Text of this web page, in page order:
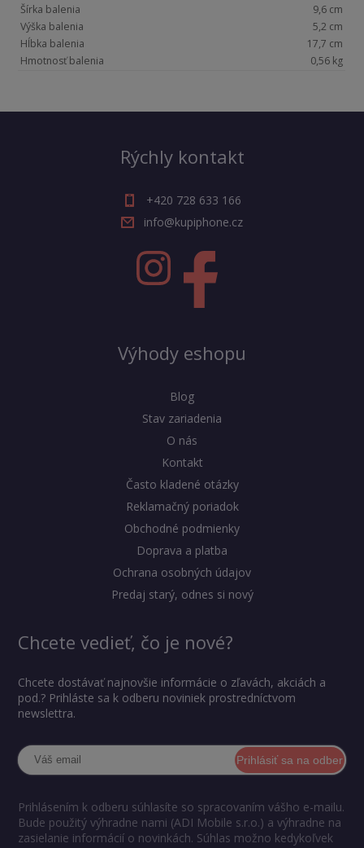
Šírka balenia
9,6 cm
Výška balenia
5,2 cm
Hĺbka balenia
17,7 cm
Hmotnosť balenia
0,56 kg
Rýchly kontakt
+420 728 633 166
info@kupiphone.cz
Výhody eshopu
Blog
Stav zariadenia
O nás
Kontakt
Často kladené otázky
Reklamačný poriadok
Obchodné podmienky
Doprava a platba
Ochrana osobných údajov
Predaj starý, odnes si nový
Chcete vedieť, čo je nové?
Chcete dostávať najnovšie informácie o zľavách, akciách a
pod.? Prihláste sa k odberu noviniek prostredníctvom
newslettra.
Prihlásiť sa na odber
Prihlásením k odberu súhlasíte so spracovaním vášho e-mailu.
Bude použitý výhradne nami (ADI Mobile s.r.o.) a výhradne na
zasielanie informácií o novinkách. Súhlas možno kedykoľvek